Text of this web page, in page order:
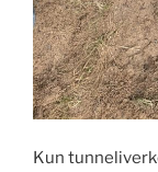
Kun